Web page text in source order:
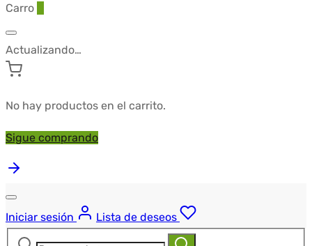
Carro
Actualizando…
No hay productos en el carrito.
Sigue comprando
Iniciar sesión
Lista de deseos
Buscar:
Buscar